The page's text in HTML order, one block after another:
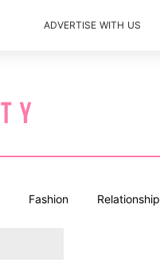
ADVERTISE WITH US
Fashion Relationship